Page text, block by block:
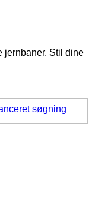
jernbaner. Stil dine
søgning